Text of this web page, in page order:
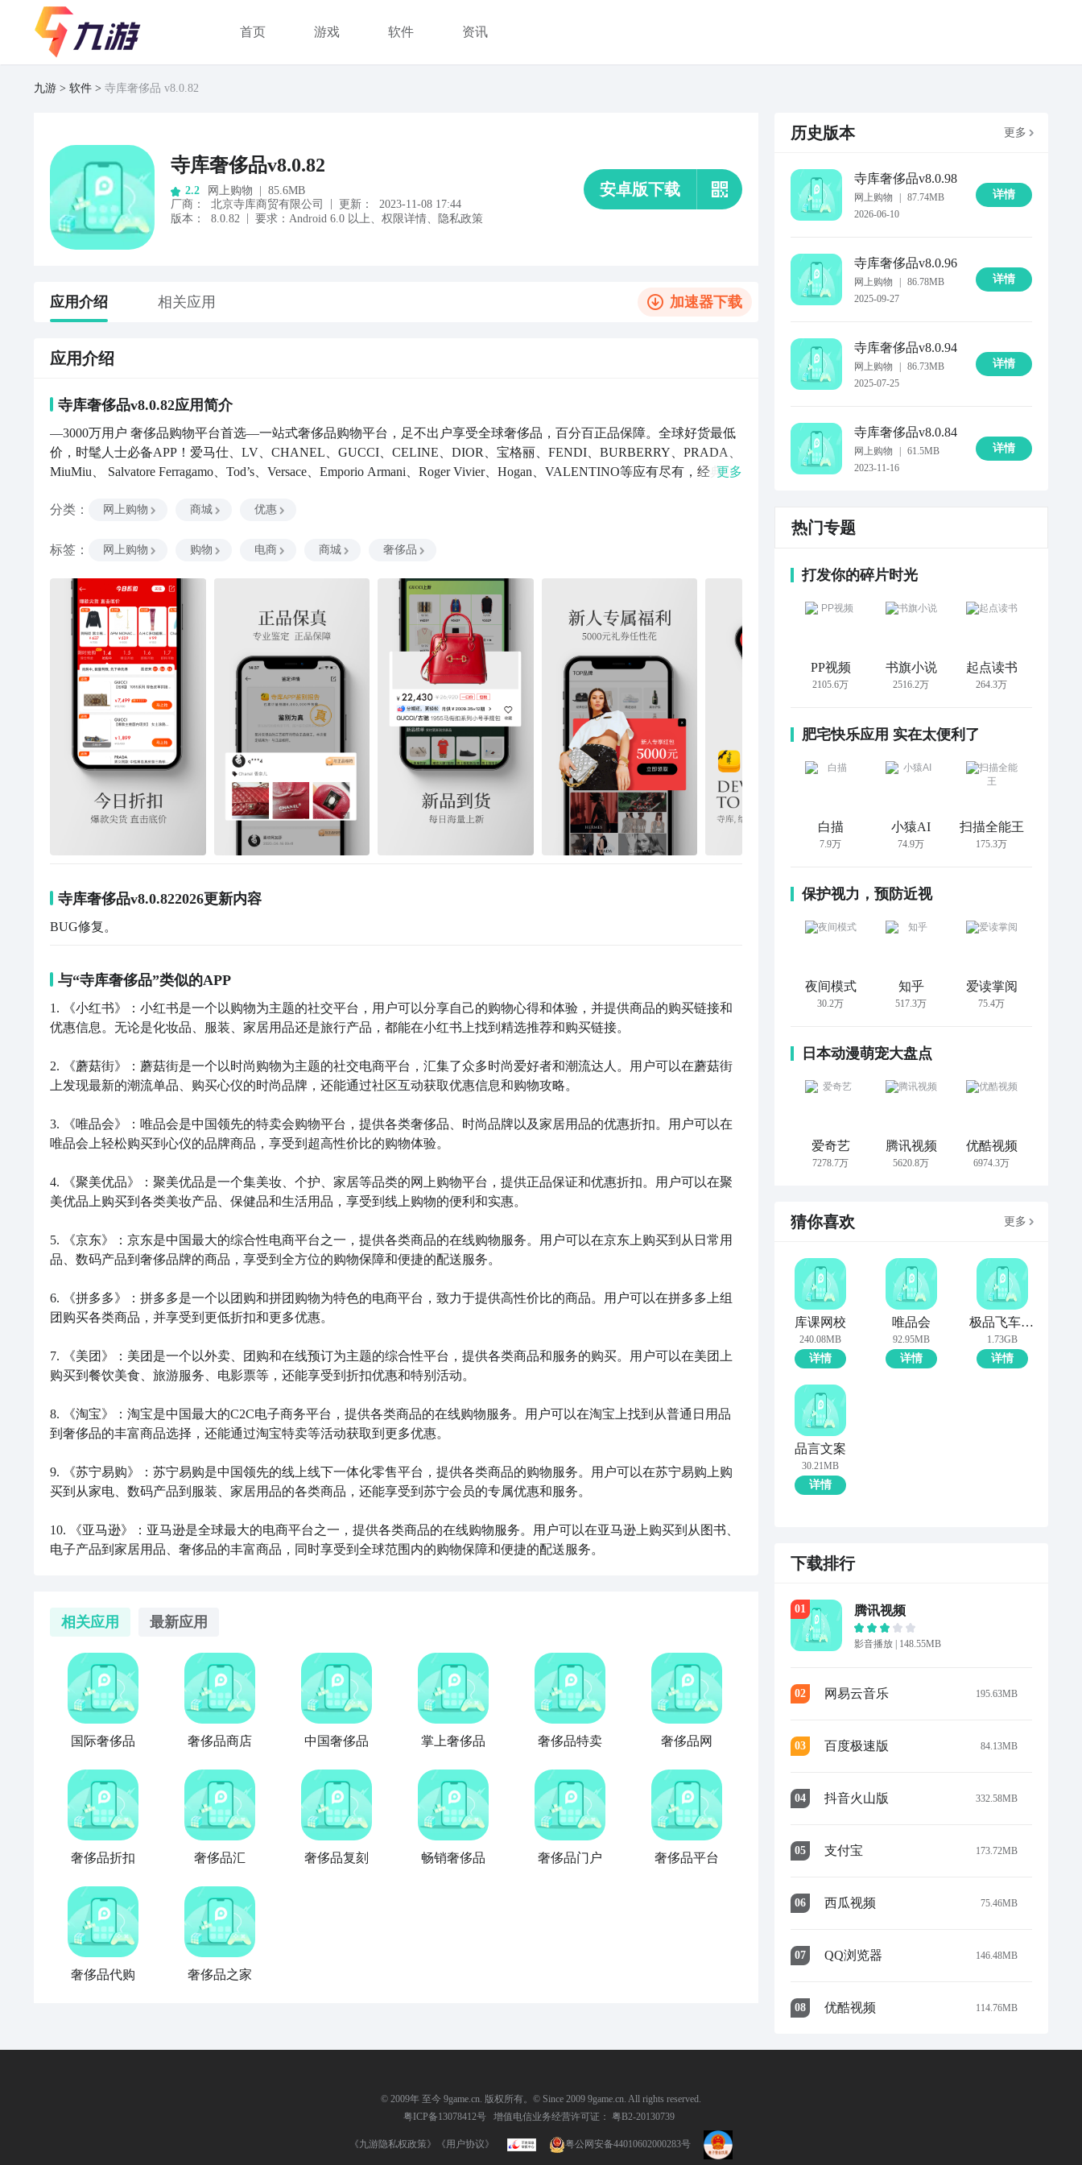
首页 游戏 软件 资讯
九游 软件 寺库奢侈品 v8.0.82
寺库奢侈品v8.0.82
2.2 网上购物
85.6MB
厂商 ： 北京寺库商贸有限公司 更新：
2023-11-08 17:44
版本：
8.0.82 要求： Android 6.0 以上、 权限详情、 隐私政策
安卓版下载
应用介绍 相关应用 加速器下载
应用介绍
寺库奢侈品v8.0.82应用简介
—3000万用户 奢侈品购物平台首选—一站式奢侈品购物平台，足不出户享受全球奢侈品，百分百正品保障。全球好货最低
价，时髦人士必备APP！爱马仕、LV、CHANEL、GUCCI、CELINE、DIOR、宝格丽、FENDI、BURBERRY、PRADA、
MiuMiu、 Salvatore Ferragamo、Tod’s、Versace、Emporio Armani、Roger Vivier、Hogan、VALENTINO等应有尽有，经典款
【新人大礼】新人免费领5000元礼包，新客专属价格优惠。【直播送好礼】1000个超会穿的小哥哥小姐姐在寺库直播等
物】100%正品，假一赔十，7天无理由退货。315指定的专业奢侈品鉴定评估中心，中国检验认证集团的战略合作单位，
证】在北京、上海、青岛、天津、厦门开设体验店。—您可以通过以下方式联系我—如果您认可我们的服务，请留下您的
好评，推荐给身边的朋友，我们继续努力！如果您认为我们有哪些不足，我们更加希望可以听到您的声音，帮助我们成
长！有任何意见或者建议，可以随时联系我们：客服电话：400-875-6789微信公众号：sikuchina官方网站：www.secoo.com
更多
分类 ： 网上购物 商城 优惠
标签 ： 网上购物 购物 电商 商城 奢侈品
寺库奢侈品v8.0.822026更新内容
BUG修复。
与“寺库奢侈品”类似的APP
1. 《小红书》：小红书是一个以购物为主题的社交平台，用户可以分享自己的购物心得和体验，并提供商品的购买链接和
优惠信息。无论是化妆品、服装、家居用品还是旅行产品，都能在小红书上找到精选推荐和购买链接。
2. 《蘑菇街》：蘑菇街是一个以时尚购物为主题的社交电商平台，汇集了众多时尚爱好者和潮流达人。用户可以在蘑菇街
上发现最新的潮流单品、购买心仪的时尚品牌，还能通过社区互动获取优惠信息和购物攻略。
3. 《唯品会》：唯品会是中国领先的特卖会购物平台，提供各类奢侈品、时尚品牌以及家居用品的优惠折扣。用户可以在
唯品会上轻松购买到心仪的品牌商品，享受到超高性价比的购物体验。
4. 《聚美优品》：聚美优品是一个集美妆、个护、家居等品类的网上购物平台，提供正品保证和优惠折扣。用户可以在聚
美优品上购买到各类美妆产品、保健品和生活用品，享受到线上购物的便利和实惠。
5. 《京东》：京东是中国最大的综合性电商平台之一，提供各类商品的在线购物服务。用户可以在京东上购买到从日常用
品、数码产品到奢侈品牌的商品，享受到全方位的购物保障和便捷的配送服务。
6. 《拼多多》：拼多多是一个以团购和拼团购物为特色的电商平台，致力于提供高性价比的商品。用户可以在拼多多上组
团购买各类商品，并享受到更低折扣和更多优惠。
7. 《美团》：美团是一个以外卖、团购和在线预订为主题的综合性平台，提供各类商品和服务的购买。用户可以在美团上
购买到餐饮美食、旅游服务、电影票等，还能享受到折扣优惠和特别活动。
8. 《淘宝》：淘宝是中国最大的C2C电子商务平台，提供各类商品的在线购物服务。用户可以在淘宝上找到从普通日用品
到奢侈品的丰富商品选择，还能通过淘宝特卖等活动获取到更多优惠。
9. 《苏宁易购》：苏宁易购是中国领先的线上线下一体化零售平台，提供各类商品的购物服务。用户可以在苏宁易购上购
买到从家电、数码产品到服装、家居用品的各类商品，还能享受到苏宁会员的专属优惠和服务。
10. 《亚马逊》：亚马逊是全球最大的电商平台之一，提供各类商品的在线购物服务。用户可以在亚马逊上购买到从图书、
电子产品到家居用品、奢侈品的丰富商品，同时享受到全球范围内的购物保障和便捷的配送服务。
相关应用 最新应用
国际奢侈品 奢侈品商店 中国奢侈品 掌上奢侈品 奢侈品特卖 奢侈品网
奢侈品折扣 奢侈品汇 奢侈品复刻 畅销奢侈品 奢侈品门户 奢侈品平台
奢侈品代购 奢侈品之家
历史版本 更多
寺库奢侈品v8.0.98
网上购物
87.74MB
2026-06-10
详情
寺库奢侈品v8.0.96
网上购物
86.78MB
2025-09-27
详情
寺库奢侈品v8.0.94
网上购物
86.73MB
2025-07-25
详情
寺库奢侈品v8.0.84
网上购物
61.5MB
2023-11-16
详情
热门专题
打发你的碎片时光
PP视频
2105.6万
书旗小说
2516.2万
起点读书
264.3万
肥宅快乐应用 实在太便利了
白描
7.9万
小猿AI
74.9万
扫描全能王
175.3万
保护视力，预防近视
夜间模式
30.2万
知乎
517.3万
爱读掌阅
75.4万
日本动漫萌宠大盘点
爱奇艺
7278.7万
腾讯视频
5620.8万
优酷视频
6974.3万
猜你喜欢 更多
库课网校
240.08MB
详情
唯品会
92.95MB
详情
极品飞车：集结
1.73GB
详情
品言文案
30.21MB
详情
下载排行
01 腾讯视频
影音播放 | 148.55MB
02 网易云音乐 195.63MB
03 百度极速版 84.13MB
04 抖音火山版 332.58MB
05 支付宝 173.72MB
06 西瓜视频 75.46MB
07 QQ浏览器 146.48MB
08 优酷视频 114.76MB
© 2009年 至今 9game.cn. 版权所有。© Since 2009 9game.cn. All rights reserved.
粤ICP备13078412号
增值电信业务经营许可证： 粤B2-20130739
《九游隐私权政策》 《用户协议》 粤公网安备44010602000283号